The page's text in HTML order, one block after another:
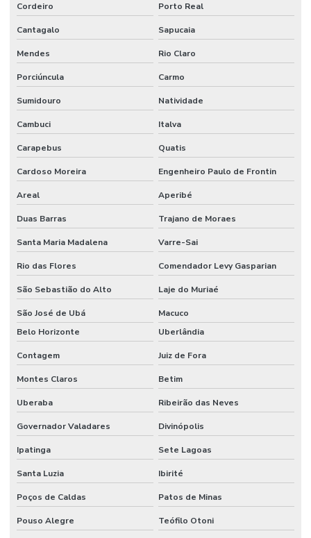
Cordeiro Porto Real
Cantagalo Sapucaia
Mendes Rio Claro
Porciúncula Carmo
Sumidouro Natividade
Cambuci Italva
Carapebus Quatis
Cardoso Moreira Engenheiro Paulo de Frontin
Areal Aperibé
Duas Barras Trajano de Moraes
Santa Maria Madalena Varre-Sai
Rio das Flores Comendador Levy Gasparian
São Sebastião do Alto Laje do Muriaé
São José de Ubá
Macuco
Belo Horizonte
Uberlândia
Contagem Juiz de Fora
Montes Claros Betim
Uberaba Ribeirão das Neves
Governador Valadares Divinópolis
Ipatinga Sete Lagoas
Santa Luzia Ibirité
Poços de Caldas Patos de Minas
Pouso Alegre Teófilo Otoni